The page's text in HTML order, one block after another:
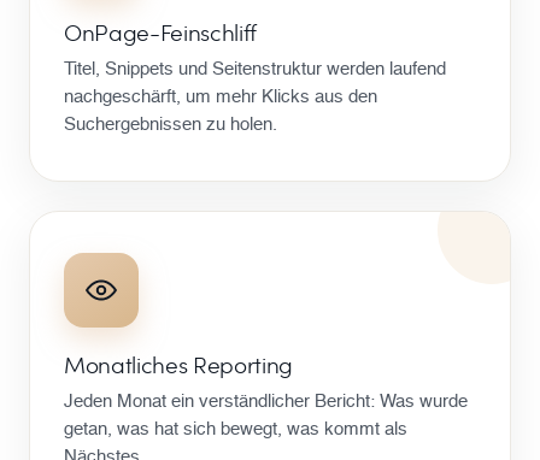
OnPage-Feinschliff
Titel, Snippets und Seitenstruktur werden laufend
nachgeschärft, um mehr Klicks aus den
Suchergebnissen zu holen.
Monatliches Reporting
Jeden Monat ein verständlicher Bericht: Was wurde
getan, was hat sich bewegt, was kommt als